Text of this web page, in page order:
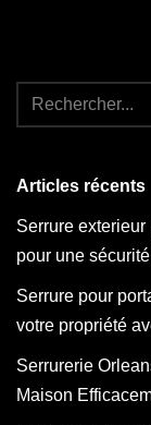
Articles récents
Serrure
pour une
Serrure pour
votre propriété
Serrurerie
Maison